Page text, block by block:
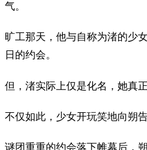
气。
旷工那天，他与自称为渚的少
日的约会。
但，渚实际上仅是化名，她真
不仅如此，少女开玩笑地向朔
谜团重重的约会落下帷幕后，